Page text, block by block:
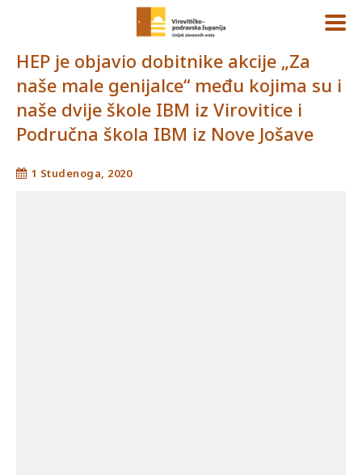
HEP je objavio dobitnike akcije „Za
naše male genijalce“ među kojima su i
naše dvije škole IBM iz Virovitice i
Područna škola IBM iz Nove Jošave
1 Studenoga, 2020